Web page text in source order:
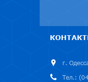
г.
Тел.: